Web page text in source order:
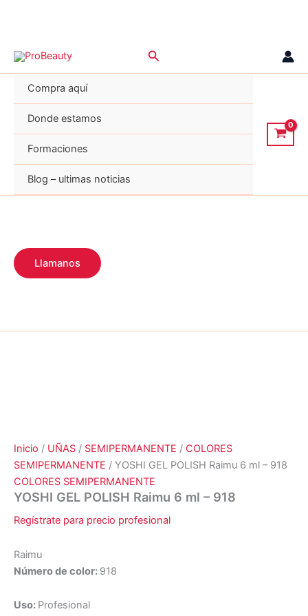
Buscar
Compra aquí
Donde estamos
Formaciones
Blog – ultimas noticias
Llamanos
Inicio / UÑAS / SEMIPERMANENTE / COLORES
SEMIPERMANENTE / YOSHI GEL POLISH Raimu 6 ml – 918
COLORES SEMIPERMANENTE
YOSHI GEL POLISH Raimu 6 ml – 918
Regístrate para precio profesional
Raimu
Número de color: 918
Uso: Profesional